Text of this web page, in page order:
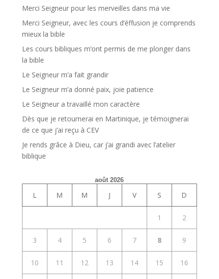
Merci Seigneur pour les merveilles dans ma vie
Merci Seigneur, avec les cours d’éffusion je comprends
mieux la bible
Les cours bibliques m’ont permis de me plonger dans
la bible
Le Seigneur m’a fait grandir
Le Seigneur m’a donné paix, joie patience
Le Seigneur a travaillé mon caractère
Dès que je retournerai en Martinique, je témoignerai
de ce que j’ai reçu à CEV
Je rends grâce à Dieu, car j’ai grandi avec l’atelier
biblique
août 2026
L M M J V S D
1 2
3 4 5 6 7 8 9
10 11 12 13 14 15 16